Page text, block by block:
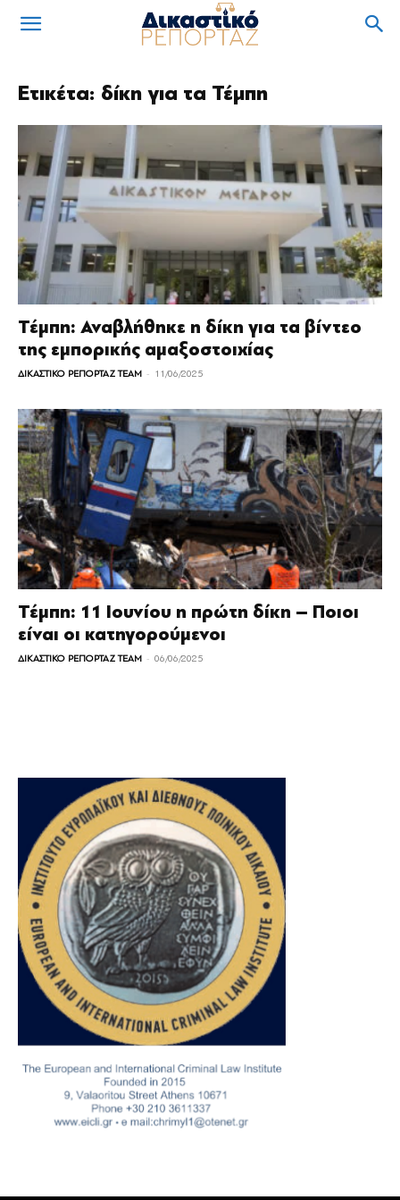
Ετικέτα: δίκη για τα Τέμπη
Τέμπη: Αναβλήθηκε η δίκη για τα βίντεο
της εμπορικής αμαξοστοιχίας
ΔΙΚΑΣΤΙΚΟ ΡΕΠΟΡΤΑΖ TEAM - 11/06/2025
Τέμπη: 11 Ιουνίου η πρώτη δίκη – Ποιοι
είναι οι κατηγορούμενοι
ΔΙΚΑΣΤΙΚΟ ΡΕΠΟΡΤΑΖ TEAM - 06/06/2025